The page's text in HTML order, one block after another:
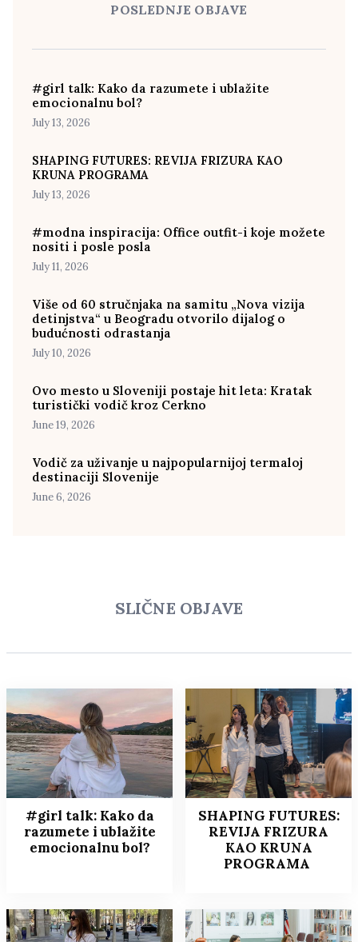
POSLEDNJE OBJAVE
#girl talk: Kako da razumete i ublažite
emocionalnu bol?
July 13, 2026
SHAPING FUTURES: REVIJA FRIZURA KAO
KRUNA PROGRAMA
July 13, 2026
#modna inspiracija: Office outfit-i koje možete
nositi i posle posla
July 11, 2026
Više od 60 stručnjaka na samitu „Nova vizija
detinjstva“ u Beogradu otvorilo dijalog o
budućnosti odrastanja
July 10, 2026
Ovo mesto u Sloveniji postaje hit leta: Kratak
turistički vodič kroz Cerkno
June 19, 2026
Vodič za uživanje u najpopularnijoj termaloj
destinaciji Slovenije
June 6, 2026
SLIČNE OBJAVE
#girl talk: Kako da
razumete i ublažite
emocionalnu bol?
SHAPING FUTURES:
REVIJA FRIZURA
KAO KRUNA
PROGRAMA